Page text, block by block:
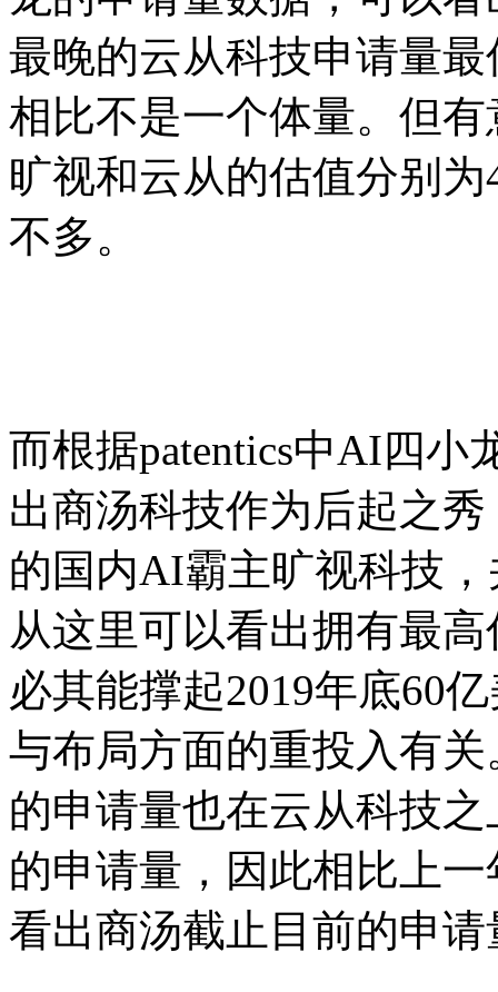
最晚的云从科技申请量
相比不是一个体量。但
旷视和云从的估值分别
不多。
而根据patentics中AI四小
出商汤科技作为后起之
的国内AI霸主旷视科技
从这里可以看出拥有最
必其能撑起2019年底60
与布局方面的重投入有
的申请量也在云从科技
的申请量，因此相比上
看出商汤截止目前的申